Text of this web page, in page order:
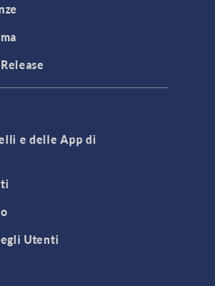
e delle App di
Utenti